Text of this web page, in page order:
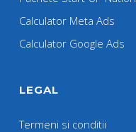
Calculator Meta Ads
Calculator Google Ads
LEGAL
Termeni si conditii